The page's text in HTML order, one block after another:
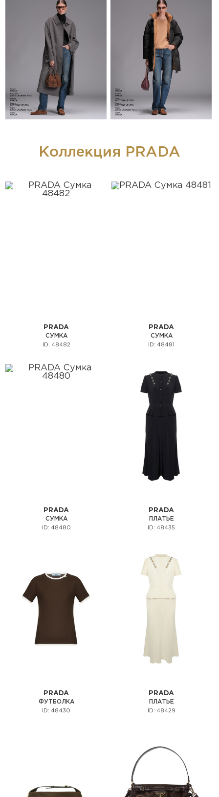
Коллекция PRADA
PRADA
СУМКА
ID: 48482
PRADA
СУМКА
ID: 48481
PRADA
СУМКА
ID: 48480
PRADA
ПЛАТЬЕ
ID: 48435
PRADA
ФУТБОЛКА
ID: 48430
PRADA
ПЛАТЬЕ
ID: 48429